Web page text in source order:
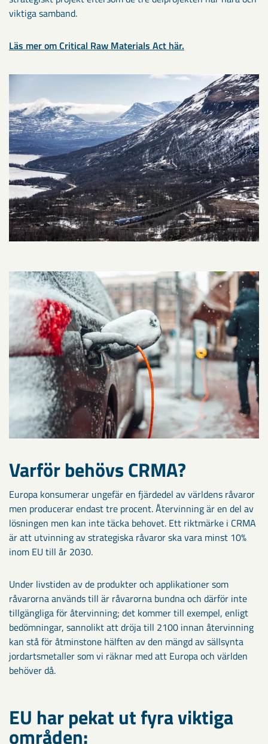
viktiga samband.
Läs mer om Critical Raw Materials Act här.
Varför behövs CRMA?
Europa konsumerar ungefär en fjärdedel av världens råvaror
men producerar endast tre procent. Återvinning är en del av
lösningen men kan inte täcka behovet. Ett riktmärke i CRMA
är att utvinning av strategiska råvaror ska vara minst 10%
inom EU till år 2030.
Under livstiden av de produkter och applikationer som
råvarorna används till är råvarorna bundna och därför inte
tillgängliga för återvinning; det kommer till exempel, enligt
bedömningar, sannolikt att dröja till 2100 innan återvinning
kan stå för åtminstone hälften av den mängd av sällsynta
jordartsmetaller som vi räknar med att Europa och världen
behöver då.
EU har pekat ut fyra viktiga
områden: